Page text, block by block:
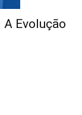
A Evolução